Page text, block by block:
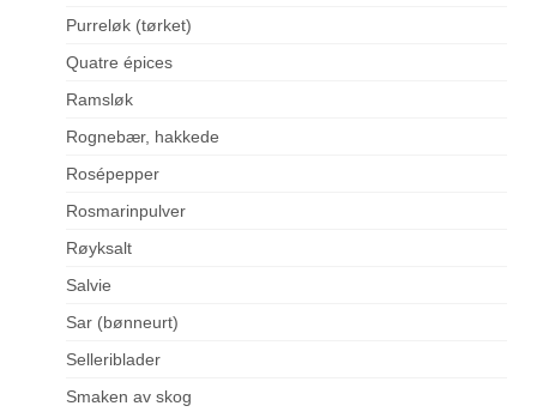
Purreløk (tørket)
Quatre épices
Ramsløk
Rognebær, hakkede
Rosépepper
Rosmarinpulver
Røyksalt
Salvie
Sar (bønneurt)
Selleriblader
Smaken av skog